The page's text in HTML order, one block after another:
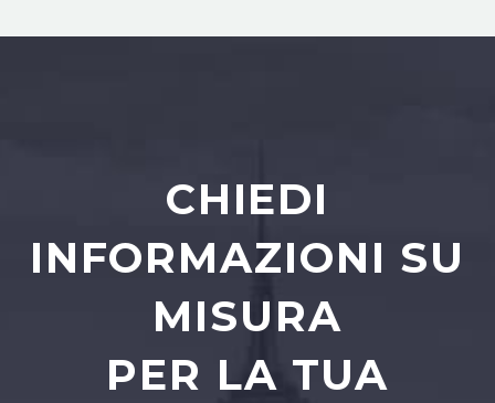
CHIEDI
INFORMAZIONI SU
MISURA
PER LA TUA